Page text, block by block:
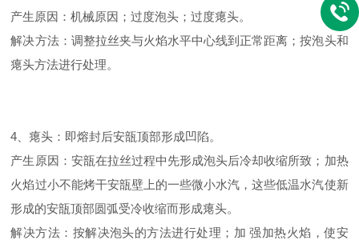
产生原因：机械原因；过度泡头；过度瘪头。
解决方法：调整拉丝夹与火焰水平中心线到正常距离；按泡头和
瘪头方法进行处理。
4、瘪头：即熔封后安瓿顶部形成凹陷。
产生原因：安瓿在拉丝过程中先形成泡头后冷却收缩所致；加热
火焰过小不能烤干安瓿壁上的一些微小水汽，这些低温水汽使新
形成的安瓿顶部圆弧受冷收缩而形成瘪头。
解决方法：按解决泡头的方法进行处理；加 强加热火焰，使安